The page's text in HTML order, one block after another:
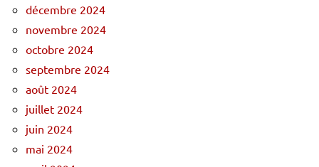
décembre 2024
novembre 2024
octobre 2024
septembre 2024
août 2024
juillet 2024
juin 2024
mai 2024